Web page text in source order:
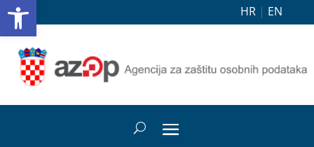
HR | EN